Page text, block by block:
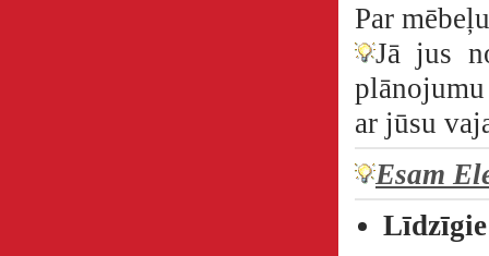
Par
Jā jus
ar jūsu
Esam